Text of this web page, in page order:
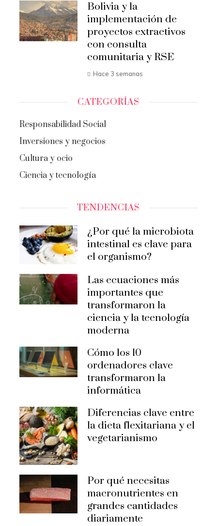
Bolivia y la
implementación de
proyectos extractivos
con consulta
comunitaria y RSE
Hace 3 semanas
CATEGORÍAS
Responsabilidad Social
Inversiones y negocios
Cultura y ocio
Ciencia y tecnología
TENDENCIAS
¿Por qué la microbiota
intestinal es clave para
el organismo?
Las ecuaciones más
importantes que
transformaron la
ciencia y la tecnología
moderna
Cómo los 10
ordenadores clave
transformaron la
informática
Diferencias clave entre
la dieta flexitariana y el
vegetarianismo
Por qué necesitas
macronutrientes en
grandes cantidades
diariamente